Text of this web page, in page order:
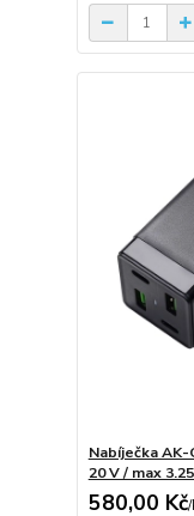
Nabíječka AK-
20 V / max
580,00 Kč/